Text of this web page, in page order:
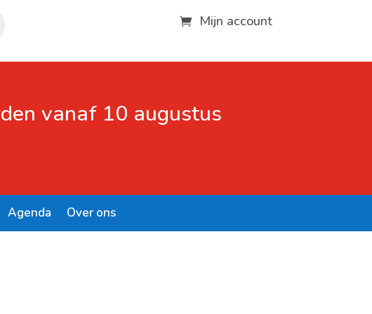
Mijn account
vanaf 10 augustus
Agenda Over ons